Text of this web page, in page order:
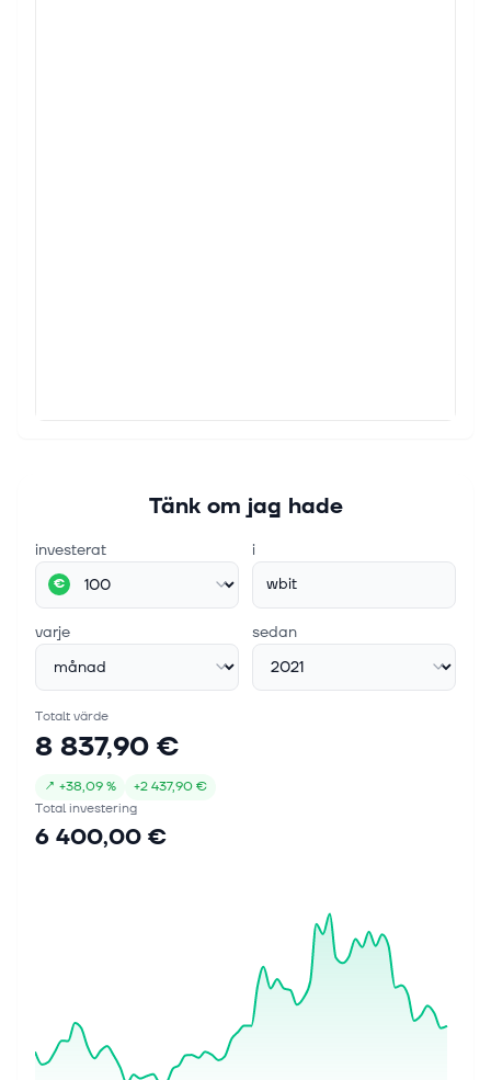
Tänk om jag hade
investerat
€
i
wbit
varje sedan
Totalt värde
8 837,90 €
↗ +38,09 % +2 437,90 €
Total investering
6 400,00 €